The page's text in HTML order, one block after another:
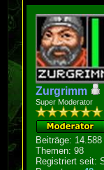
Zurgrimm
Super Moderator
Beiträge: 14.588
Themen: 98
Registriert seit: